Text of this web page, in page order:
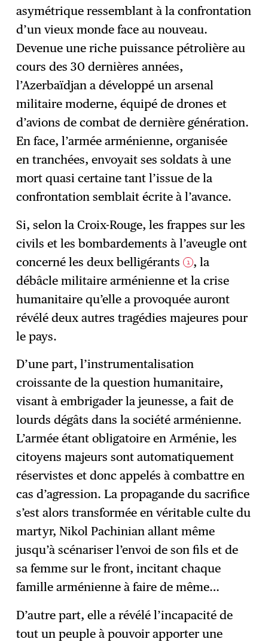
asymétrique ressemblant à la confrontation
d’un vieux monde face au nouveau.
Devenue une riche puissance pétrolière au
cours des 30 dernières années,
l’Azerbaïdjan a développé un arsenal
militaire moderne, équipé de drones et
d’avions de combat de dernière génération.
En face, l’armée arménienne, organisée
en tranchées, envoyait ses soldats à une
mort quasi certaine tant l’issue de la
confrontation semblait écrite à l’avance.
Si, selon la Croix-Rouge, les frappes sur les
civils et les bombardements à l’aveugle ont
concerné les deux belligérants 1 , la
débâcle militaire arménienne et la crise
humanitaire qu’elle a provoquée auront
révélé deux autres tragédies majeures pour
le pays.
D’une part, l’instrumentalisation
croissante de la question humanitaire,
visant à embrigader la jeunesse, a fait de
lourds dégâts dans la société arménienne.
L’armée étant obligatoire en Arménie, les
citoyens majeurs sont automatiquement
réservistes et donc appelés à combattre en
cas d’agression. La propagande du sacrifice
s’est alors transformée en véritable culte du
martyr, Nikol Pachinian allant même
jusqu’à scénariser l’envoi de son fils et de
sa femme sur le front, incitant chaque
famille arménienne à faire de même…
D’autre part, elle a révélé l’incapacité de
tout un peuple à pouvoir apporter une